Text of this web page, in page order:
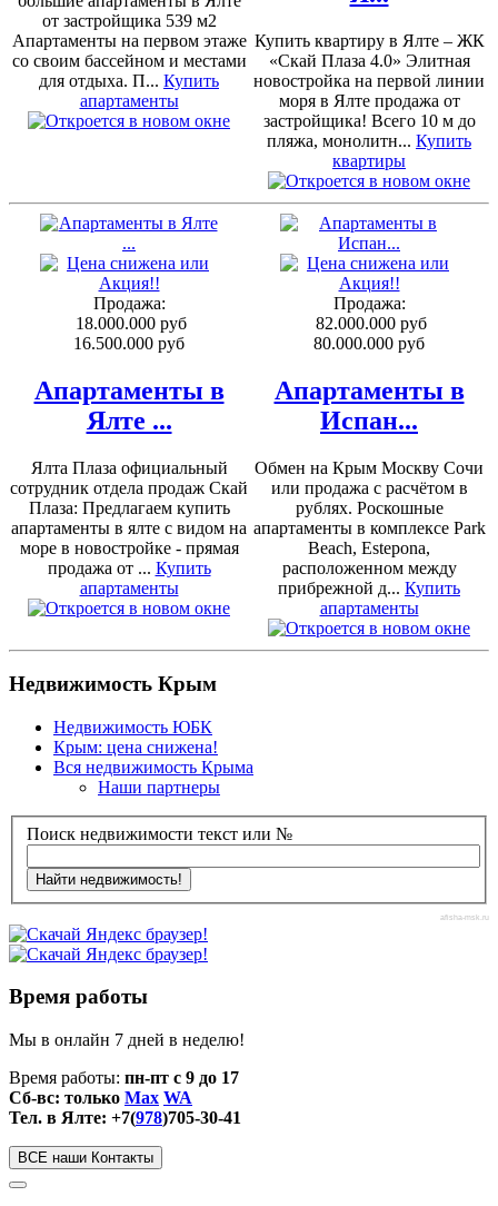
от застройщика 539 м2
Апартаменты на первом этаже
со своим бассейном и местами
для отдыха. П... Купить
апартаменты
Купить квартиру в Ялте – ЖК
«Скай Плаза 4.0» Элитная
новостройка на первой линии
моря в Ялте продажа от
застройщика! Всего 10 м до
пляжа, монолитн... Купить
квартиры
Продажа:
18.000.000 руб
16.500.000 руб
Апартаменты в
Ялте ...
Ялта Плаза официальный
сотрудник отдела продаж Скай
Плаза: Предлагаем купить
апартаменты в ялте с видом на
море в новостройке - прямая
продажа от ... Купить
апартаменты
Продажа:
82.000.000 руб
80.000.000 руб
Апартаменты в
Испан...
Обмен на Крым Москву Сочи
или продажа с расчётом в
рублях. Роскошные
апартаменты в комплексе Park
Beach, Estepona,
расположенном между
прибрежной д... Купить
апартаменты
Недвижимость Крым
Недвижимость ЮБК
Крым: цена снижена!
Вся недвижимость Крыма
Наши партнеры
Поиск недвижимости текст или №
afisha-msk.ru
Время работы
Мы в онлайн 7 дней в неделю!
Время работы: пн-пт с 9 до 17
Сб-вс: только Max WA
Тел. в Ялте: +7(978)705-30-41
ВСЕ наши Контакты